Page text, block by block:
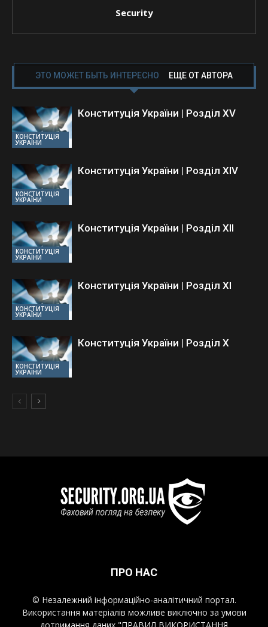
Security
ЭТО МОЖЕТ БЫТЬ ИНТЕРЕСНО ЕЩЕ ОТ АВТОРА
КОНСТИТУЦІЯ
УКРАЇНИ
Конституція України | Розділ XV
КОНСТИТУЦІЯ
УКРАЇНИ
Конституція України | Розділ ХIV
КОНСТИТУЦІЯ
УКРАЇНИ
Конституція України | Розділ ХII
КОНСТИТУЦІЯ
УКРАЇНИ
Конституція України | Розділ ХI
КОНСТИТУЦІЯ
УКРАЇНИ
Конституція України | Розділ Х
ПРО НАС
© Незалежний інформаційно-аналітичний портал.
Використання матеріалів можливе виключно за умови